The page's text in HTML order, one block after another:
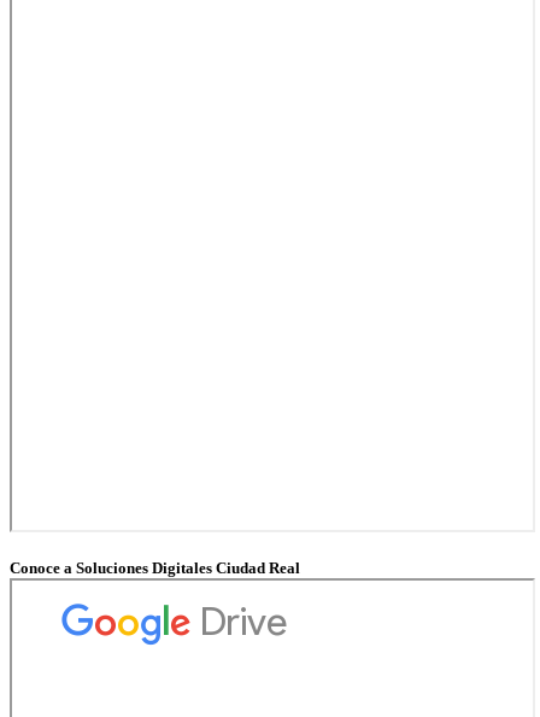
Conoce a Soluciones Digitales Ciudad Real